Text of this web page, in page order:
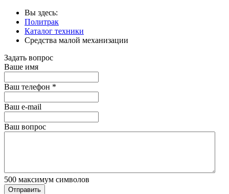
Вы здесь:
Политрак
Каталог техники
Средства малой механизации
Задать вопрос
Ваше имя
Ваш телефон *
Ваш е-mail
Ваш вопрос
500 максимум символов
Отправить